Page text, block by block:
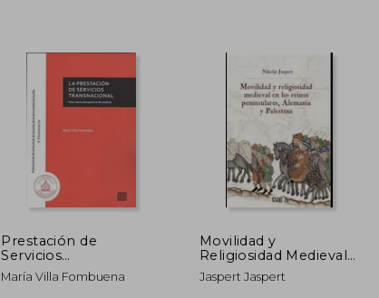
71,63 €
Prestación de
Servicios
Transnacional, la (in
Spanish)
María Villa Fombuena
Movilidad y
Religiosidad Medieval
en los Reinos
Peninsulares,
Jaspert Jaspert